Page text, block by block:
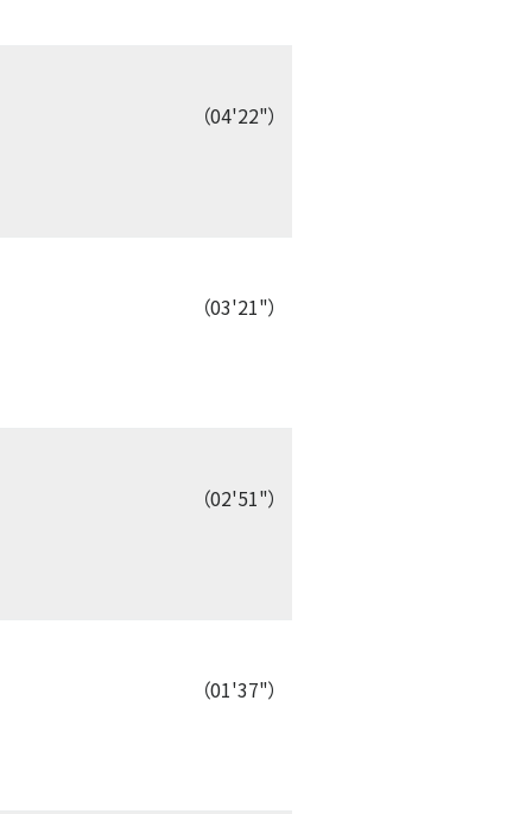
（04'22"）
（03'21"）
（02'51"）
（01'37"）